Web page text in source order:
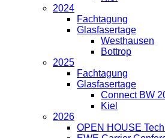
2024
Fachtagung
Glasfasertage
Westhausen
Bottrop
2025
Fachtagung
Glasfasertage
Connect BW
Kiel
2026
OPEN HOUSE